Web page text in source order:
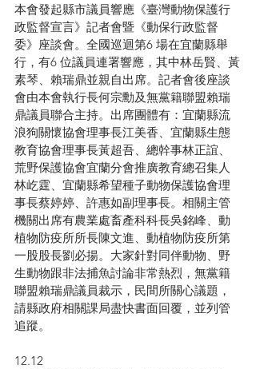
本會發起縣市議員響應《臺灣動物保護行
政監督宣言》記者會暨《動保行政監督
委》座談會。全國巡迴第6 場在宜蘭縣舉
行，有6 位議員連署響應，其中林岳賢、黃
素琴、賴瑞鼎並親自出席。記者會後座談
會由本會執行長何宗勳及無黨籍聯盟賴瑞
鼎議員聯合主持。出席團體有：宜蘭縣流
浪狗關懷協會理事長江美香、宜蘭縣生態
教育協會理事長黃超吾、總幹事林正誼、
荒野保護協會宜蘭分會推廣教育總召集人
林屹霆、宜蘭縣希望種子動物保護協會理
事長蔡婷婷、許惠如副理事長。相關主管
機關出席有農業處畜產科科長吳銘峰、動
植物防疫所所長陳文進、動植物防疫所第
一股股長劉必揚。大家針對同伴動物、野
生動物跟非法捕魚討論非常熱烈，無黨籍
聯盟賴瑞鼎議員裁示，民間所關心議題，
請縣政府相關課局盡快書面回覆，並列管
追蹤。
12.12